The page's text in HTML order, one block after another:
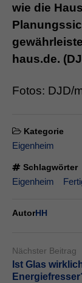
wie die
haus.de.
Fotos: DJD/
Kategorie
Eigenheim
Schlagwörter
Eigenheim
Autor HH
Nächster Beitrag
Ist Glas